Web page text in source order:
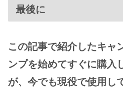
最後に
この記事で紹介したキャ
ンプを始めてすぐに購入
が、今でも現役で使用し